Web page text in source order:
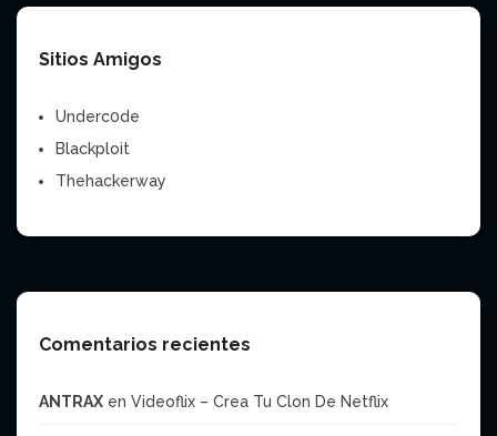
Sitios Amigos
Underc0de
Blackploit
Thehackerway
Comentarios recientes
ANTRAX en Videoflix – Crea Tu Clon De Netflix